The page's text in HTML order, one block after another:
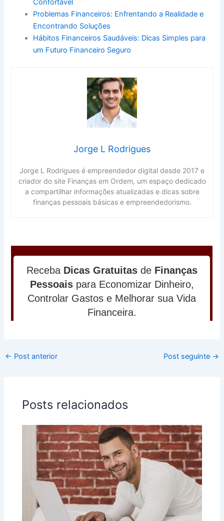
Confortável
Problemas Financeiros: Enfrentando a Realidade e
Encontrando Soluções
Hábitos Financeiros Saudáveis: Dicas Simples para
um Futuro Financeiro Seguro
Jorge L Rodrigues
Jorge L Rodrigues é empreendedor digital desde 2017 e
criador do site Finanças em Ordem, um espaço dedicado
a compartilhar informações atualizadas e dicas sobre
finanças pessoais básicas e empreendedorismo.
← Post anterior Post seguinte →
Posts relacionados